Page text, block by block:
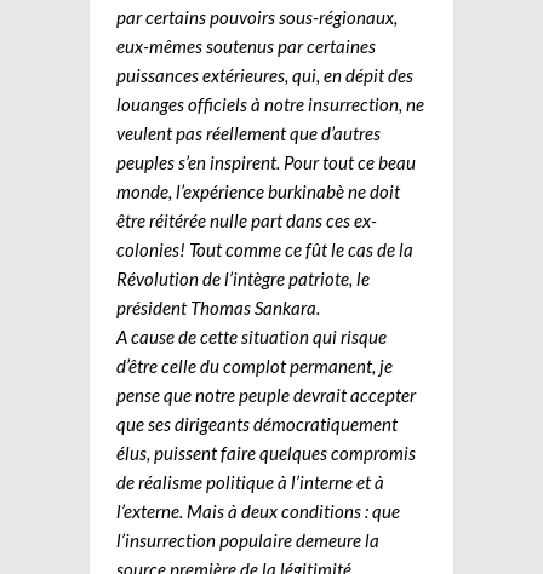
par certains pouvoirs sous-régionaux,
eux-mêmes soutenus par certaines
puissances extérieures, qui, en dépit des
louanges officiels à notre insurrection, ne
veulent pas réellement que d’autres
peuples s’en inspirent. Pour tout ce beau
monde, l’expérience burkinabè ne doit
être réitérée nulle part dans ces ex-
colonies! Tout comme ce fût le cas de la
Révolution de l’intègre patriote, le
président Thomas Sankara.
A cause de cette situation qui risque
d’être celle du complot permanent, je
pense que notre peuple devrait accepter
que ses dirigeants démocratiquement
élus, puissent faire quelques compromis
de réalisme politique à l’interne et à
l’externe. Mais à deux conditions : que
l’insurrection populaire demeure la
source première de la légitimité